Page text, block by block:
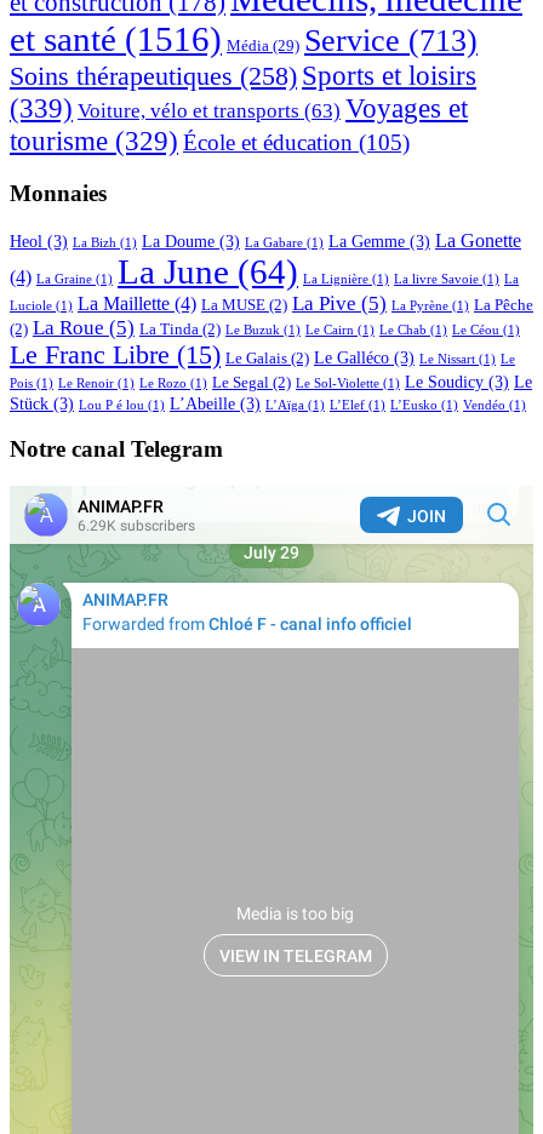
et santé (1516) Média (29) Service (713)
Soins thérapeutiques (258) Sports et loisirs
(339) Voiture, vélo et transports (63) Voyages et
tourisme (329) École et éducation (105)
Monnaies
Heol (3) La Bizh (1) La Doume (3) La Gabare (1) La Gemme (3) La Gonette
(4) La Graine (1) La June (64) La Lignière (1) La livre Savoie (1) La
Luciole (1) La Maillette (4) La MUSE (2) La Pive (5) La Pyrène (1) La Pêche
(2) La Roue (5) La Tinda (2) Le Buzuk (1) Le Cairn (1) Le Chab (1) Le Céou (1)
Le Franc Libre (15) Le Galais (2) Le Galléco (3) Le Nissart (1) Le
Pois (1) Le Renoir (1) Le Rozo (1) Le Segal (2) Le Sol-Violette (1) Le Soudicy (3) Le
Stück (3) Lou P é lou (1) L’Abeille (3) L’Aïga (1) L’Elef (1) L’Eusko (1) Vendéo (1)
Notre canal Telegram